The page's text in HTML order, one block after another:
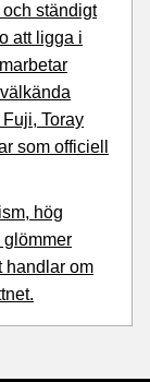
ständigt
att ligga i
Fuji, Toray
som officiell
hög
glömmer
handlar om